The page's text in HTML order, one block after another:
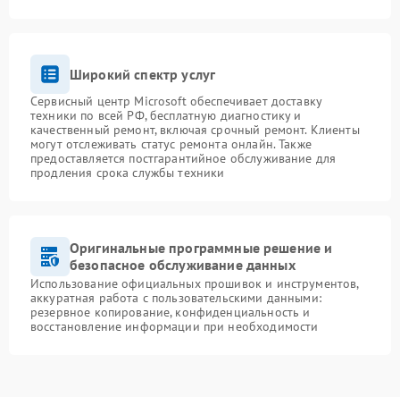
Широкий спектр услуг
Сервисный центр Microsoft обеспечивает доставку
техники по всей РФ, бесплатную диагностику и
качественный ремонт, включая срочный ремонт. Клиенты
могут отслеживать статус ремонта онлайн. Также
предоставляется постгарантийное обслуживание для
продления срока службы техники
Оригинальные программные решение и
безопасное обслуживание данных
Использование официальных прошивок и инструментов,
аккуратная работа с пользовательскими данными:
резервное копирование, конфиденциальность и
восстановление информации при необходимости